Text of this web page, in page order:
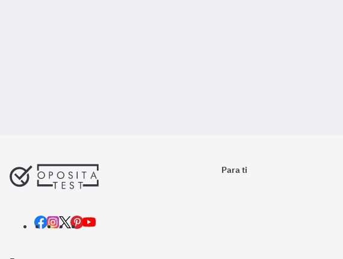
Para ti